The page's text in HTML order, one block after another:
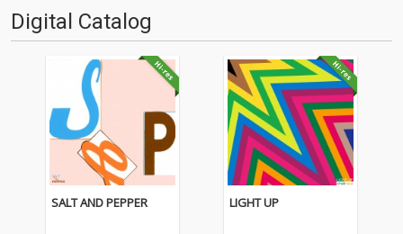
Digital Catalog
SALT AND PEPPER LIGHT UP